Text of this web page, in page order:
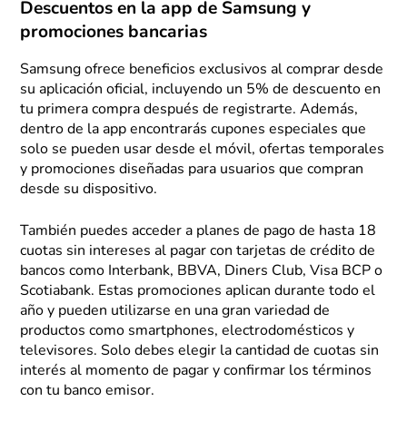
Descuentos en la app de Samsung y
promociones bancarias
Samsung ofrece beneficios exclusivos al comprar desde
su aplicación oficial, incluyendo un 5% de descuento en
tu primera compra después de registrarte. Además,
dentro de la app encontrarás cupones especiales que
solo se pueden usar desde el móvil, ofertas temporales
y promociones diseñadas para usuarios que compran
desde su dispositivo.
También puedes acceder a planes de pago de hasta 18
cuotas sin intereses al pagar con tarjetas de crédito de
bancos como Interbank, BBVA, Diners Club, Visa BCP o
Scotiabank. Estas promociones aplican durante todo el
año y pueden utilizarse en una gran variedad de
productos como smartphones, electrodomésticos y
televisores. Solo debes elegir la cantidad de cuotas sin
interés al momento de pagar y confirmar los términos
con tu banco emisor.